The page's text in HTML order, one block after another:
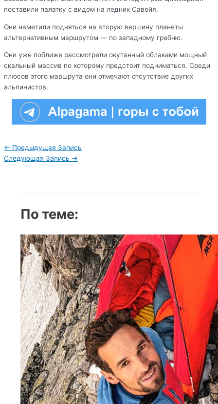
поставили палатку с видом на ледник Савойя.
Они наметили подняться на вторую вершину планеты
альтернативным маршрутом — по западному гребню.
Они уже поближе рассмотрели окутанный облаками мощный
скальный массив по которому предстоит подниматься. Среди
плюсов этого маршрута они отмечают отсутствие других
альпинистов.
Навигация
по
← Предыдущая Запись
Следующая Запись →
По теме: